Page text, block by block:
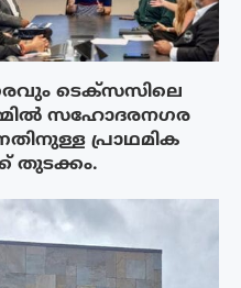
ടെക്‌സസിലെ
സഹോദരനഗര
പ്രാഥമിക
തുടക്കം.